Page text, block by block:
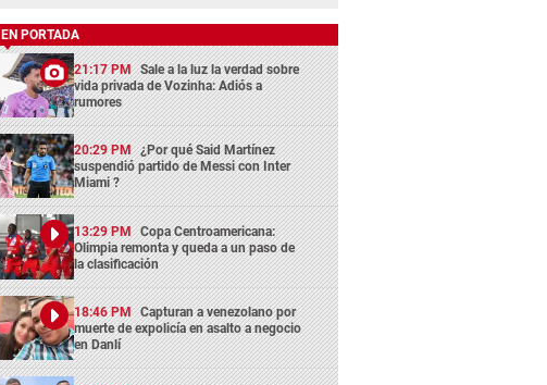
EN PORTADA
21:17 PM Sale a la luz la verdad sobre
vida privada de Vozinha: Adiós a
rumores
20:29 PM ¿Por qué Said Martínez
suspendió partido de Messi con Inter
Miami ?
13:29 PM Copa Centroamericana:
Olimpia remonta y queda a un paso de
la clasificación
18:46 PM Capturan a venezolano por
muerte de expolicía en asalto a negocio
en Danlí